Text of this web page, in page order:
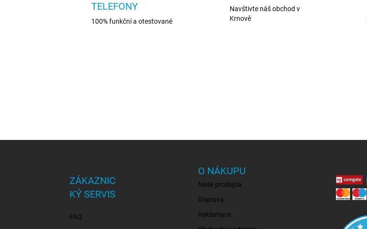
TELEFONY
100% funkční a otestované
Navštivte náš obchod v
Krnově
ZÁKAZNIC
KÝ SERVIS
FAQ
O NÁKUPU
Naše prodejna
Doprava
Reklamace